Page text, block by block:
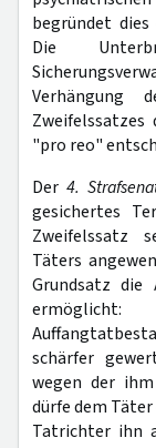
begründet
Die
Verhängung
"pro reo"
Der4.
gesichertes
Zweifelssatz
Täters
Grundsatz die
schärfer
wegen der
dürfe dem
Tatrichter ihn